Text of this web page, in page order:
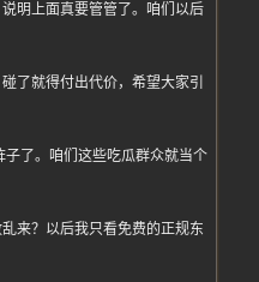
明上面真要管管了。咱们以后
了就得付出代价，希望大家引
了。咱们这些吃瓜群众就当个
来？以后我只看免费的正规东